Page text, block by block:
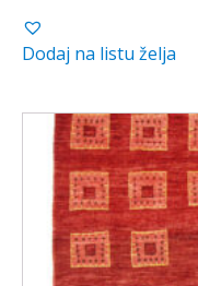
Dodaj na listu želja